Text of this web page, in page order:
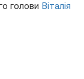
голови Віталія